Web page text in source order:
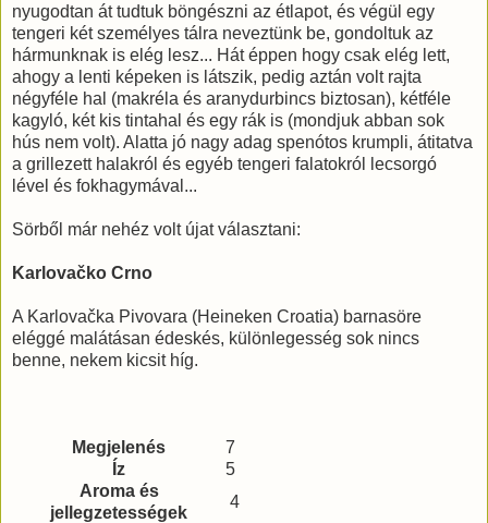
nyugodtan át tudtuk böngészni az étlapot, és végül egy
tengeri két személyes tálra neveztünk be, gondoltuk az
hármunknak is elég lesz... Hát éppen hogy csak elég lett,
ahogy a lenti képeken is látszik, pedig aztán volt rajta
négyféle hal (makréla és aranydurbincs biztosan), kétféle
kagyló, két kis tintahal és egy rák is (mondjuk abban sok
hús nem volt). Alatta jó nagy adag spenótos krumpli, átitatva
a grillezett halakról és egyéb tengeri falatokról lecsorgó
lével és fokhagymával...
Sörből már nehéz volt újat választani:
Karlovačko Crno
A Karlovačka Pivovara (Heineken Croatia) barnasöre
eléggé malátásan édeskés, különlegesség sok nincs
benne, nekem kicsit híg.
Megjelenés
7
Íz
5
Aroma és
jellegzetességek
4